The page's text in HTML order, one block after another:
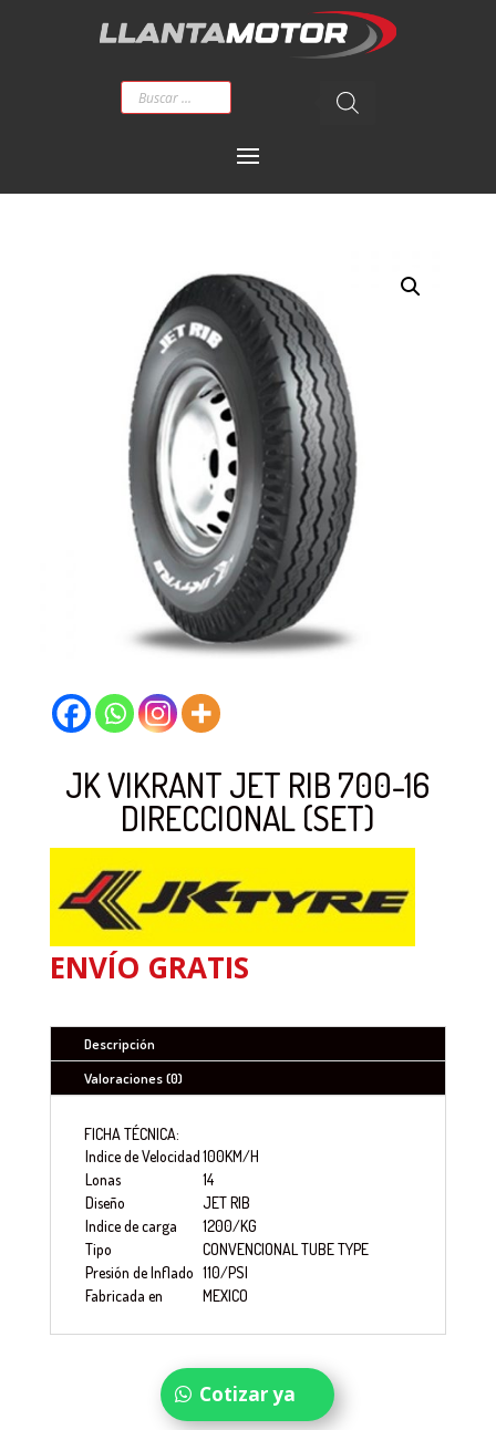
Búsqueda
productos
JK VIKRANT JET RIB 700-16
DIRECCIONAL (SET)
ENVÍO GRATIS
Descripción
Valoraciones (0)
FICHA TÉCNICA:
Indice de Velocidad100KM/H
Lonas
14
Diseño
JET RIB
Indice de carga
1200/KG
Tipo
CONVENCIONAL TUBE TYPE
Presión de Inflado 110/PSI
Fabricada en
MEXICO
Cotizar ya